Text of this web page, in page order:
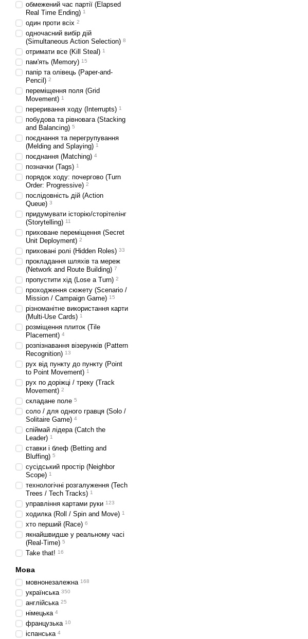
обмежений час партії (Elapsed
Real Time Ending) 1
один проти всіх 2
одночасний вибір дій
(Simultaneous Action Selection) 8
отримати все (Kill Steal) 1
пам'ять (Memory) 15
папір та олівець (Paper-and-
Pencil) 2
переміщення поля (Grid
Movement) 1
переривання ходу (Interrupts) 1
побудова та рівновага (Stacking
and Balancing) 5
поєднання та перегрупування
(Melding and Splaying) 1
поєднання (Matching) 4
позначки (Tags) 1
порядок ходу: почергово (Turn
Order: Progressive) 2
послідовність дій (Action
Queue) 3
придумувати історію/сторітелінг
(Storytelling) 11
приховане переміщення (Secret
Unit Deployment) 2
приховані ролі (Hidden Roles) 33
прокладання шляхів та мереж
(Network and Route Building) 7
пропустити хід (Lose a Turn) 2
проходження сюжету (Scenario /
Mission / Campaign Game) 15
різноманітне використання карти
(Multi-Use Cards) 1
розміщення плиток (Tile
Placement) 4
розпізнавання візерунків (Pattern
Recognition) 13
рух від пункту до пункту (Point
to Point Movement) 1
рух по доріжці / треку (Track
Movement) 2
складане поле 5
соло / для одного гравця (Solo /
Solitaire Game) 4
спіймай лідера (Catch the
Leader) 1
ставки і блеф (Betting and
Bluffing) 5
сусідський простір (Neighbor
Scope) 1
технологічні розгалуження (Tech
Trees / Tech Tracks) 1
управління картами руки 123
ходилка (Roll / Spin and Move) 1
хто перший (Race) 6
якнайшвидше у реальному часі
(Real-Time) 5
Take that! 16
Мова
мовнонезалежна 168
українська 350
англійська 25
німецька 4
французька 10
іспанська 4